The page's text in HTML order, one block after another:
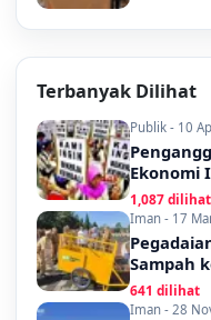
Terbanyak Dilihat
Publik - 10
Ekonomi
1,087 dilihat
Iman - 17
Sampah
641 dilihat
Iman - 28